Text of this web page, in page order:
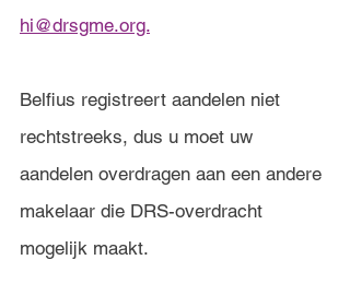
hi@drsgme.org.
Belfius registreert aandelen niet
rechtstreeks, dus u moet uw
aandelen overdragen aan een andere
makelaar die DRS-overdracht
mogelijk maakt.